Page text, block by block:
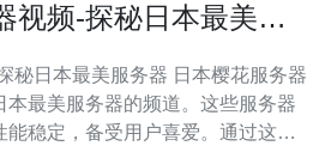
视频-探秘日本最美服
美服务器 日本樱花服务器
本最美服务器的频道。这些服务器
稳定，备受用户喜爱。通过这个